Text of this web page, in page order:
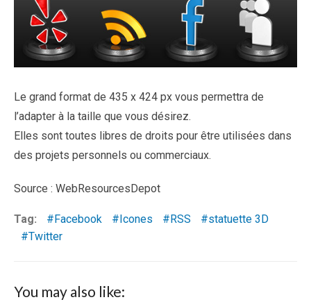
Le grand format de 435 x 424 px vous permettra de
l’adapter à la taille que vous désirez.
Elles sont toutes libres de droits pour être utilisées dans
des projets personnels ou commerciaux.
Source : WebResourcesDepot
Tag: Facebook Icones RSS
statuette 3D
Twitter
You may also like: